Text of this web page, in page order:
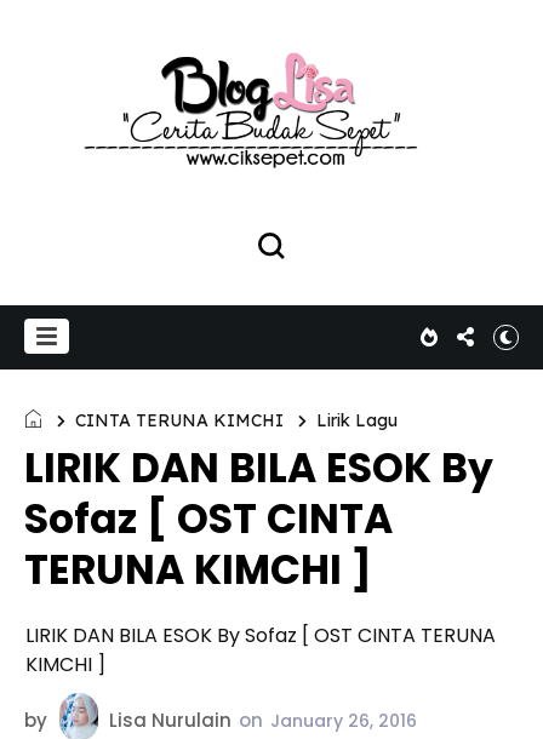
CINTA TERUNA KIMCHI Lirik Lagu
LIRIK DAN BILA ESOK By
Sofaz [ OST CINTA
TERUNA KIMCHI ]
LIRIK DAN BILA ESOK By Sofaz [ OST CINTA TERUNA
KIMCHI ]
by Lisa Nurulain on January 26, 2016